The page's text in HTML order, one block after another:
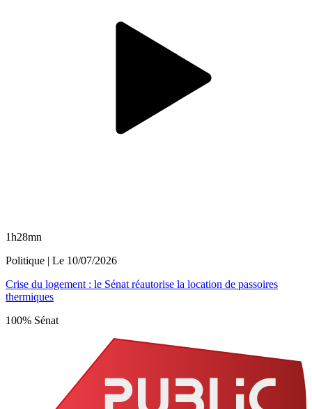
1h28mn
Politique | Le 10/07/2026
Crise du logement : le Sénat réautorise la location de passoires
thermiques
100% Sénat